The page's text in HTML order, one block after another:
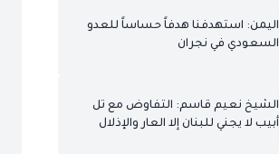
اليمن: استهدفنا هدفاً حساساً للعدو
السعودي في نجران
الشيخ نعيم قاسم: التفاوض مع تل
أبيب لا يجني للبنان إلا العار والإذلال